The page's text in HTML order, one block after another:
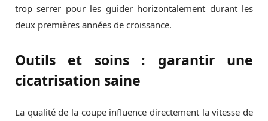
trop serrer pour les guider horizontalement durant les
deux premières années de croissance.
Outils et soins : garantir une
cicatrisation saine
La qualité de la coupe influence directement la vitesse de